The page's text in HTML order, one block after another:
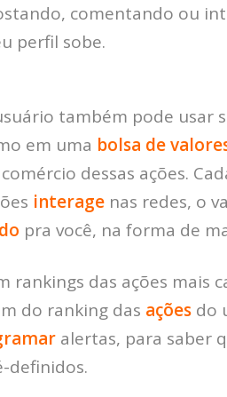
comentando ou
perfil sobe.
também pode usar
em uma bolsa de
dessas ações.
interage nas redes, o
pra você, na forma de
rankings das ações mais
do ranking das ações do
alertas, para saber
definidos.